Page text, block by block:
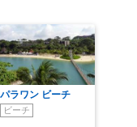
パラワン ビーチ
ビーチ